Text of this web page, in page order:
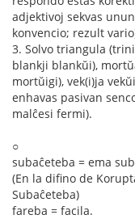
adjektivoj sekvas
konvencio; rezult
3. Solvo triangula
blankji blankŭi),
mortŭigi), vek(i)ja
enhavas pasivan
malĉesi fermi).
○
subaĉeteba = ema
(En la difino de
Subaĉeteba)
fareba = facila.